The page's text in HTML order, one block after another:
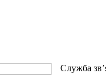
Служба